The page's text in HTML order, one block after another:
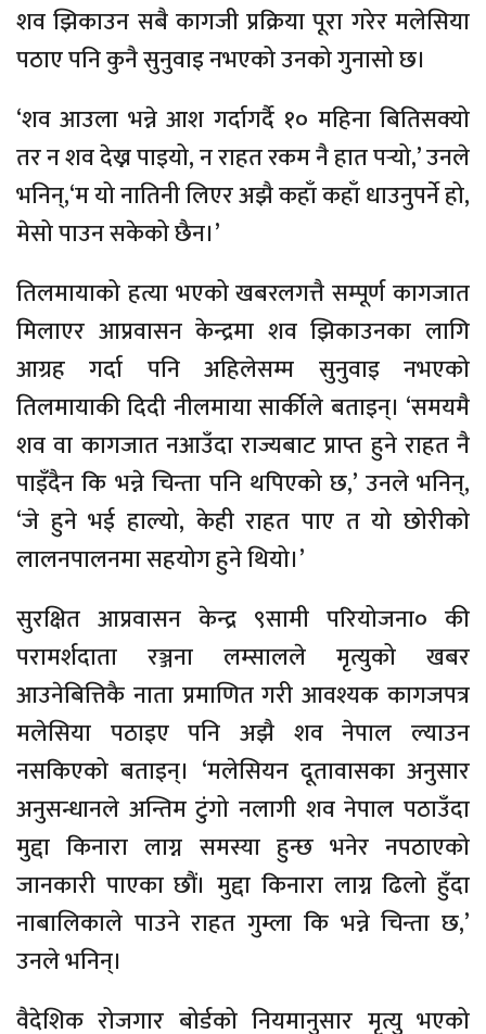
शव झिकाउन सबै कागजी प्रक्रिया पूरा गरेर मलेसिया
पठाए पनि कुनै सुनुवाइ नभएको उनको गुनासो छ।
‘शव आउला भन्ने आश गर्दागर्दै १० महिना बितिसक्यो
तर न शव देख्न पाइयो, न राहत रकम नै हात पर्‍यो,’ उनले
भनिन्,‘म यो नातिनी लिएर अझै कहाँ कहाँ धाउनुपर्ने हो,
मेसो पाउन सकेको छैन।’
तिलमायाको हत्या भएको खबरलगत्तै सम्पूर्ण कागजात
मिलाएर आप्रवासन केन्द्रमा शव झिकाउनका लागि
आग्रह गर्दा पनि अहिलेसम्म सुनुवाइ नभएको
तिलमायाकी दिदी नीलमाया सार्कीले बताइन्। ‘समयमै
शव वा कागजात नआउँदा राज्यबाट प्राप्त हुने राहत नै
पाइँदैन कि भन्ने चिन्ता पनि थपिएको छ,’ उनले भनिन्,
‘जे हुने भई हाल्यो, केही राहत पाए त यो छोरीको
लालनपालनमा सहयोग हुने थियो।’
सुरक्षित आप्रवासन केन्द्र ९सामी परियोजना० की
परामर्शदाता रञ्जना लम्सालले मृत्युको खबर
आउनेबित्तिकै नाता प्रमाणित गरी आवश्यक कागजपत्र
मलेसिया पठाइए पनि अझै शव नेपाल ल्याउन
नसकिएको बताइन्। ‘मलेसियन दूतावासका अनुसार
अनुसन्धानले अन्तिम टुंगो नलागी शव नेपाल पठाउँदा
मुद्दा किनारा लाग्न समस्या हुन्छ भनेर नपठाएको
जानकारी पाएका छौं। मुद्दा किनारा लाग्न ढिलो हुँदा
नाबालिकाले पाउने राहत गुम्ला कि भन्ने चिन्ता छ,’
उनले भनिन्।
वैदेशिक रोजगार बोर्डको नियमानुसार मृत्यु भएको